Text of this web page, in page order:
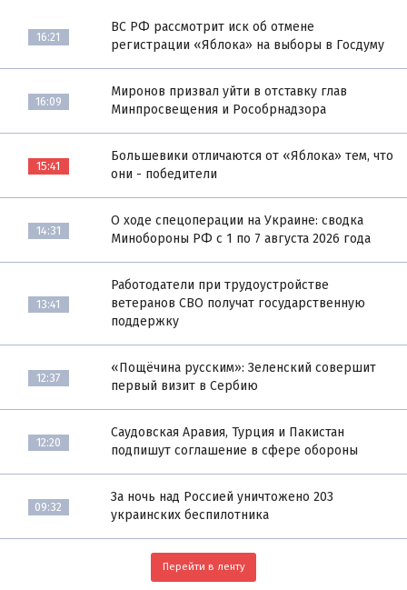
16:21
ВС РФ рассмотрит иск об отмене
регистрации «Яблока» на выборы в Госдуму
16:09
Миронов призвал уйти в отставку глав
Минпросвещения и Рособрнадзора
15:41
Большевики отличаются от «Яблока» тем, что
они - победители
14:31
О ходе спецоперации на Украине: сводка
Минобороны РФ с 1 по 7 августа 2026 года
13:41
Работодатели при трудоустройстве
ветеранов СВО получат государственную
поддержку
12:37
«Пощёчина русским»: Зеленский совершит
первый визит в Сербию
12:20
Саудовская Аравия, Турция и Пакистан
подпишут соглашение в сфере обороны
09:32
За ночь над Россией уничтожено 203
украинских беспилотника
Перейти в ленту